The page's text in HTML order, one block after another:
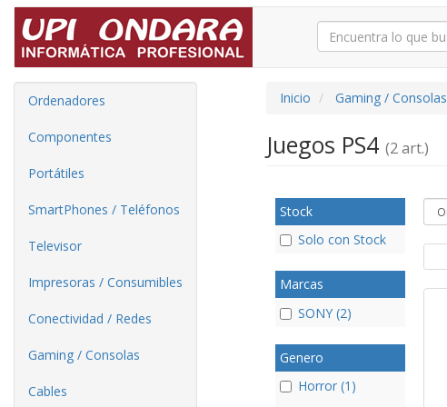
Ordenadores
Componentes
Portátiles
SmartPhones / Teléfonos
Televisor
Impresoras / Consumibles
Conectividad / Redes
Gaming / Consolas
Cables
Inicio Gaming / Consolas
Juegos PS4 (2 art.)
Stock
Solo con Stock
Marcas
SONY (2)
Genero
Horror (1)